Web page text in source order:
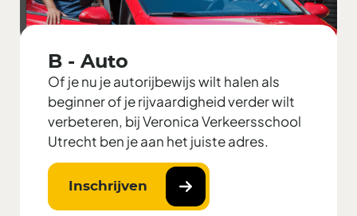
B - Auto
Of je nu je autorijbewijs wilt halen als
beginner of je rijvaardigheid verder wilt
verbeteren, bij Veronica Verkeersschool
Utrecht ben je aan het juiste adres.
Inschrijven